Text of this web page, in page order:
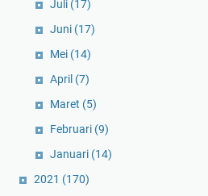
Juli (17)
Juni (17)
Mei (14)
April (7)
Maret (5)
Februari (9)
Januari (14)
2021 (170)